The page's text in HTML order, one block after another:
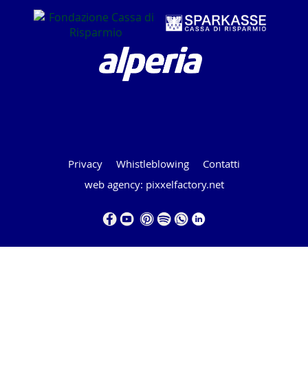
Privacy Whistleblowing
Contatti
web agency: pixxelfactory.net